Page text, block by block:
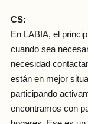
CS:
En LABIA, el
cuando sea
necesidad
están en mejor
participando
encontramos con